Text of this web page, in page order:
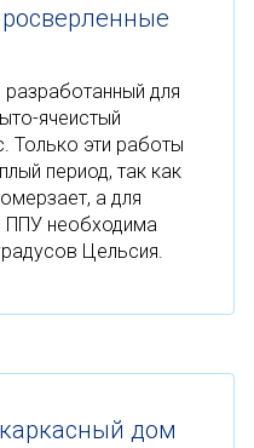
для
ячеистый
Только эти работы
период, так как
а для
ППУ необходима
Цельсия.
дом